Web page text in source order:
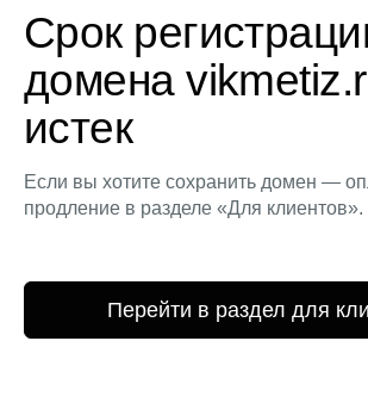
Срок
домена
истек
Если вы хотите сохранить домен —
продление в разделе «Для клиентов».
Перейти в раздел для